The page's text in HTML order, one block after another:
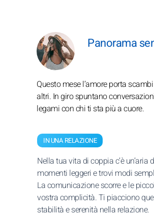
Panorama
Questo mese l’amore porta
altri. In giro spuntano
legami con chi ti sta più a cuore.
IN UNA RELAZIONE
Nella tua vita di coppia c’è
momenti leggeri e trovi modi
La comunicazione scorre e le
vostra complicità. Ti piacciono
stabilità e serenità nella relazione.